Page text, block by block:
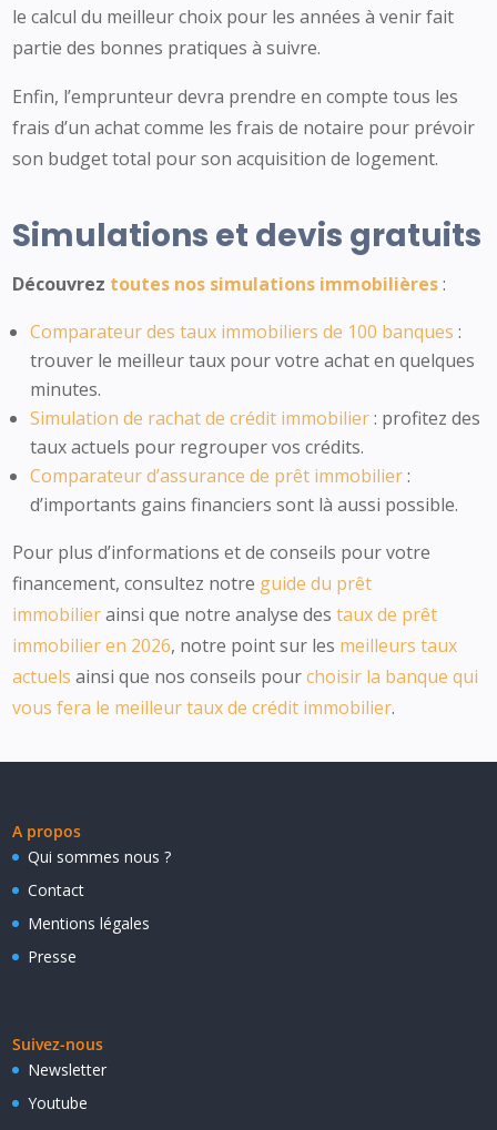
le calcul du meilleur choix pour les années à venir fait
partie des bonnes pratiques à suivre.
Enfin, l’emprunteur devra prendre en compte tous les
frais d’un achat comme les frais de notaire pour prévoir
son budget total pour son acquisition de logement.
Simulations et devis gratuits
Découvrez toutes nos simulations immobilières:
Comparateur des taux immobiliers de 100 banques :
trouver le meilleur taux pour votre achat en quelques
minutes.
Simulation de rachat de crédit immobilier: profitez des
taux actuels pour regrouper vos crédits.
Comparateur d’assurance de prêt immobilier:
d’importants gains financiers sont là aussi possible.
Pour plus d’informations et de conseils pour votre
financement, consultez notre guide du prêt
immobilierainsi que notre analyse destaux de prêt
immobilier en 2026, notre point sur les meilleurs taux
actuels ainsi que nos conseils pourchoisir la banque qui
vous fera le meilleur taux de crédit immobilier.
A propos
Qui sommes nous ?
Contact
Mentions légales
Presse
Suivez-nous
Newsletter
Youtube